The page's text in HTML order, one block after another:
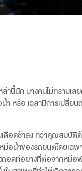
านี้นัก บางคนไม่ทราบเ
หรือ เวลามีการเปลี่
ดือดช้าลง ทว่าคุณสมบั
น้ำของรถยนต์โดยเฉ
ถอดท่อยางที่ต่อจากหม้